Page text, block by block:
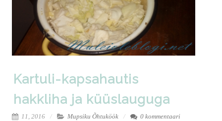
Kartuli-kapsahautis
hakkliha ja küüslauguga
11, 2016 Mupsiku Õhtuköök 0 kommentaari